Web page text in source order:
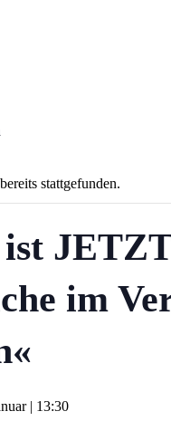
stattgefunden.
im
| 13:30